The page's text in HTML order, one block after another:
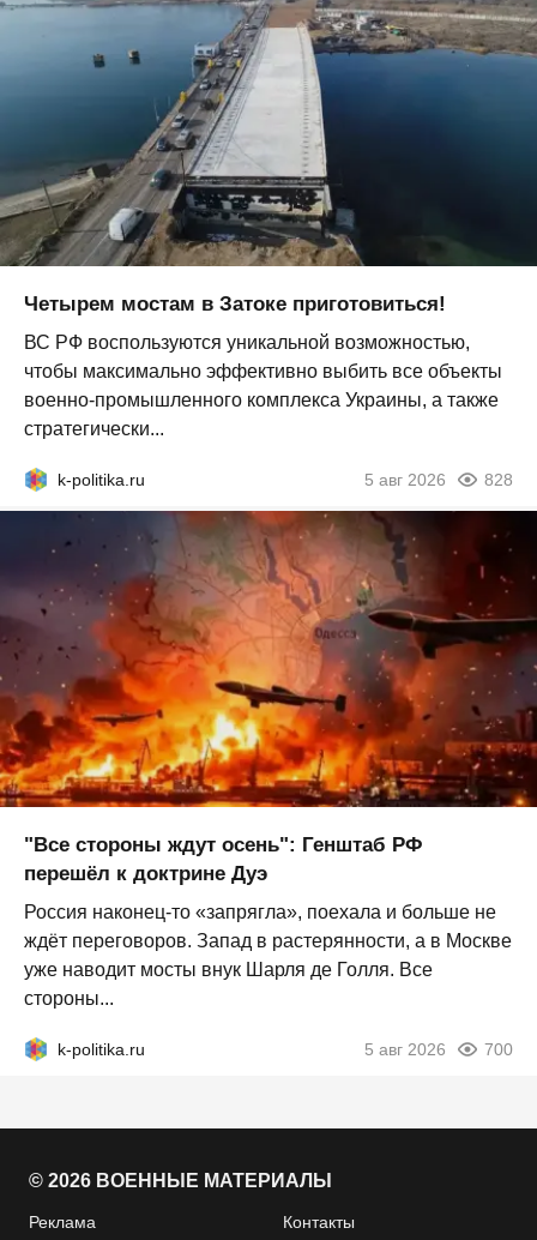
Четырем мостам в Затоке приготовиться!
ВС РФ воспользуются уникальной возможностью,
чтобы максимально эффективно выбить все объекты
военно-промышленного комплекса Украины, а также
стратегически...
k-politika.ru 5 авг 2026 828
"Все стороны ждут осень": Генштаб РФ
перешёл к доктрине Дуэ
Россия наконец-то «запрягла», поехала и больше не
ждёт переговоров. Запад в растерянности, а в Москве
уже наводит мосты внук Шарля де Голля. Все
стороны...
k-politika.ru 5 авг 2026 700
© 2026 ВОЕННЫЕ МАТЕРИАЛЫ
Реклама Контакты